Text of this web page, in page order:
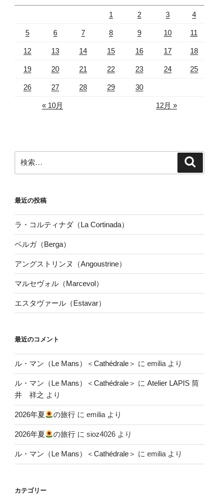
1 2 3 4
5 6 7 8 9 10 11
12 13 14 15 16 17 18
19 20 21 22 23 24 25
26 27 28 29 30
« 10月 12月 »
索:
最近の投稿
ラ・コルティナダ（La Cortinada）
ベルガ（Berga）
アングストリンヌ（Angoustrine）
マルセヴォル（Marcevol）
エスタヴァール（Estavar）
最近のコメント
ル・マン（Le Mans）＜Cathédrale＞ に emilia より
ル・マン（Le Mans）＜Cathédrale＞ に Atelier LAPIS 筒
井 祥之 より
2026年夏 の旅行 にemilia より
2026年夏 の旅行 にsioz4026 より
ル・マン（Le Mans）＜Cathédrale＞ に emilia より
カテゴリー